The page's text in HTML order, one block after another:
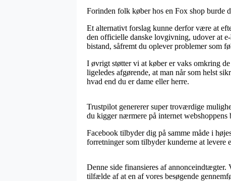
Forinden folk køber hos en Fox shop burde
Et alternativt forslag kunne derfor være at
den officielle danske lovgivning, udover at
bistand, såfremt du oplever problemer som
I øvrigt støtter vi at køber er vaks omkring
ligeledes afgørende, at man når som helst
hvad end du er dame eller herre.
Trustpilot genererer super troværdige
du kigger nærmere på internet
Facebook tilbyder dig på samme måde i
forretninger som tilbyder kunderne at levere
Denne side finansieres af
tilfælde af at en af vores besøgende